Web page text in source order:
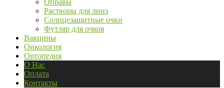
Оправы
Растворы для линз
Солнцезащитные очки
Футляр для очков
Вакцины
Онкология
Ортопедия
О Нас
Оплата
Контакты